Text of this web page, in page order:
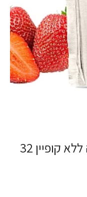
GU גו ג'ל אנרגיה תות בננה ללא קופיין 32